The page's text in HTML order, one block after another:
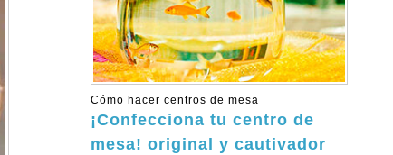
Cómo hacer centros de mesa
¡Confecciona tu centro de
mesa! original y cautivador